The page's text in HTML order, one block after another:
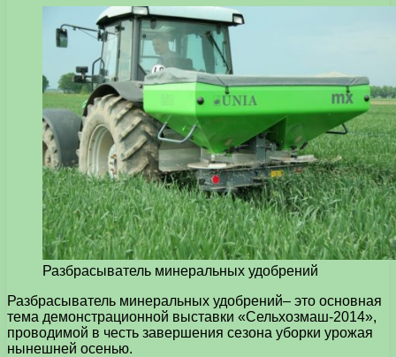
Разбрасыватель минеральных удобрений
Разбрасыватель минеральных удобрений– это основная
тема демонстрационной выставки «Сельхозмаш-2014»,
проводимой в честь завершения сезона уборки урожая
нынешней осенью.